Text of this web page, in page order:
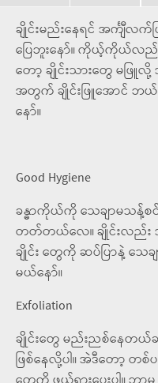
ချိုင်းမည်းနေရင် အင်္က
ပြေဘူးနော်။ ကိုယ့်ကိုယ်လ
တော့ ချိုင်းသားတွေ မဖ
အတွက် ချိုင်းဖြူအောင် ဘ
နော်။
Good Hygiene
ခန္ဓာကိုယ်ကို သေချာမသန့်
တတ်တယ်လေ။ ချိုင်းလည်း အဲ
ချိုင်း တွေကို ဆပ်ပြာနဲ့ သေခ
မယ်နော်။
Exfoliation
ချိုင်းတွေ မည်းညစ်နေ
ဖြစ်နေလို့ပါ။ အဲဒီတော့